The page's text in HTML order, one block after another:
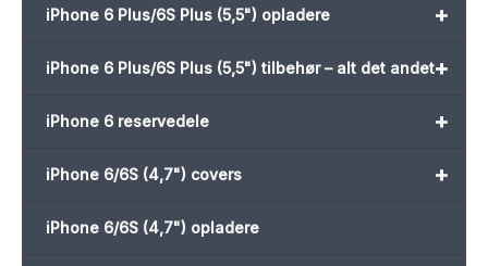
+
iPhone 6 Plus/6S Plus (5,5") opladere
+
iPhone 6 Plus/6S Plus (5,5") tilbehør – alt det andet
+
iPhone 6 reservedele
+
iPhone 6/6S (4,7") covers
iPhone 6/6S (4,7") opladere